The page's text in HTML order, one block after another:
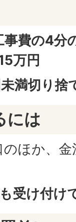
事費の4分
万円
満切り捨
には
ほか、
受け付け